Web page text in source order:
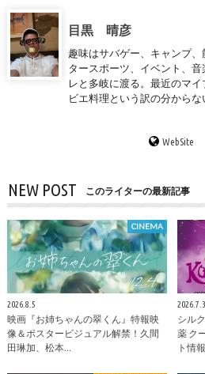
目黒 晴彦
趣味はサバゲー、キャンプ
タースポーツ、イベント、
レと多岐に渡る。最近のマ
ビエ料理という訳の分からな
WebSite
NEW POST このライターの最新記事
CINEMA
2026.8.5
映画『お姉ちゃんの翠くん』特報映
像＆ポスタービジュアル解禁！久間
田琳加、松本…
シル
薬 ク
ト情